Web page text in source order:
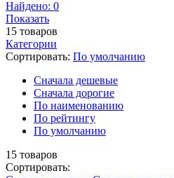
Найдено: 0
Показать
15 товаров
Категории
Сортировать: По умолчанию
Cначала дешевые
Cначала дорогие
По наименованию
По рейтингу
По умолчанию
15 товаров
Сортировать: